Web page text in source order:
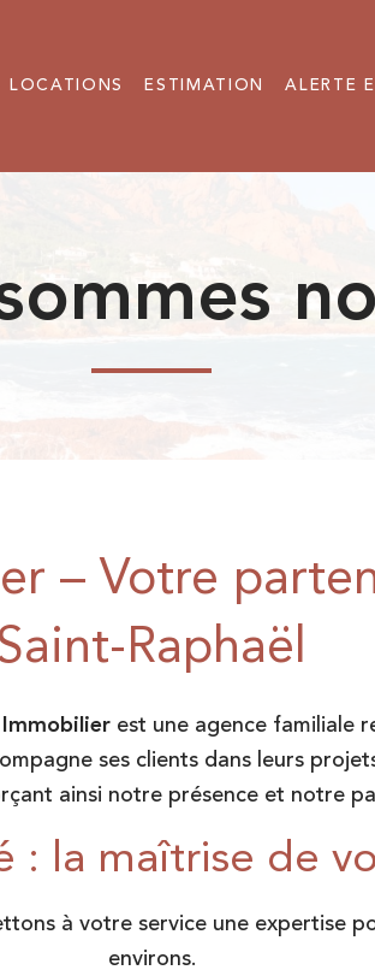
LOCATIONS ESTIMATION ALERTE
sommes
– Votre
Raphaël
Immobilier est une agence familiale
ses clients dans leurs
ainsi notre présence et notre
: la maîtrise de
à votre service une expertise
environs.